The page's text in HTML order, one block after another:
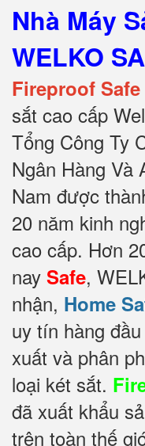
Nhà Máy
WELKO
Fireproof Safe
sắt cao cấp
Tổng Công Ty
Ngân Hàng Và
Nam được
20 năm kinh
cao cấp. Hơn
nay Safe,
nhận, Home
uy tín hàng
xuất và phân
loại két sắt.
đã xuất khẩu
trên toàn thế